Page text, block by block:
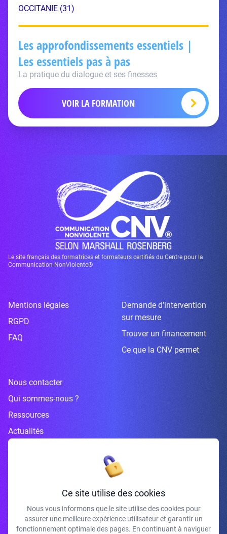
OCCITANIE (31)
Les approfondissements essentiels |
Les essentiels pas à pas
La pratique du dialogue et ses finesses
VOIR LA FORMATION
Le site français des formatrices et formateurs certifiés du Centre pour la
Communication NonViolente®
Mentions légales
RGPD
FAQ
Demande d’intervention
sur mesure
Trouver un financement
Ce que la CNV permet
Nous contacter
Qui sommes-nous ?
Ressources
Actualités
Inscrivez-vous à la newsletter
J'accepte de recevoir vos e-mails et confirme avoir pris connaissance de
Ce site utilise des cookies
Nous vous informons que le site utilise des cookies pour
assurer une meilleure expérience utilisateur et garantir un
fonctionnement optimale des pages. En continuant à naviguer